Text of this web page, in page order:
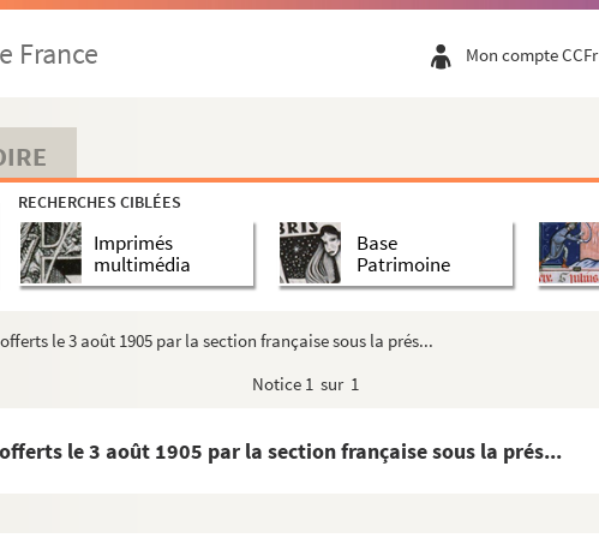
France Mon compte CCFr
RECHERCHES CIBLÉES
Imprimés
multimédia
Base
Patrimoine
le 3 août 1905 par la section française sous la prés...
Notice 1 sur 1
le 3 août 1905 par la section française sous la prés...
et consulaires de France et étrangè...